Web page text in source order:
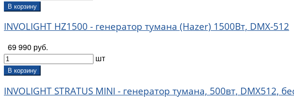
В корзину
INVOLIGHT HZ1500 - генератор тумана (Hazer) 1500Вт, DMX-512
69 990 руб.
шт
В корзину
INVOLIGHT STRATUS MINI - генератор тумана, 500вт, DMX512,